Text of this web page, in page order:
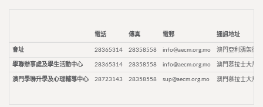
電話 傳真 電郵 通訊地址
會址 28365314 28358558 info@aecm.org.mo 澳門亞利鴉架街9
學聯辦事處及學生活動中心 28365314 28358558 info@aecm.org.mo 澳門慕拉士大馬
澳門學聯升學及心理輔導中心 28723143 28358558 sup@aecm.org.mo 澳門慕拉士大馬